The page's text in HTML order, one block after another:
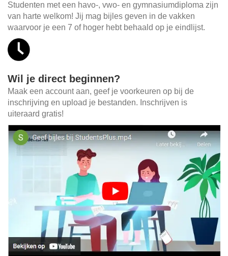
Studenten met een havo-, vwo- en gymnasiumdiploma zijn
van harte welkom! Jij mag bijles geven in de vakken
waarvoor je een 7 of hoger hebt behaald op je eindlijst.
Wil je direct beginnen?
Maak een account aan, geef je voorkeuren op bij de
inschrijving en upload je bestanden. Inschrijven is
uiteraard gratis!